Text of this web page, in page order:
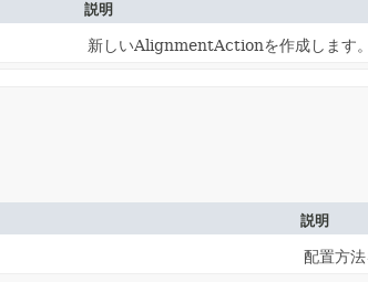
説明
新しいAlignmentActionを作成します。
説明
配置方法